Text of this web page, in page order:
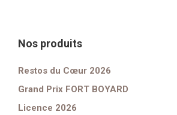
Nos produits
Restos du Cœur 2026
Grand Prix FORT BOYARD
Licence 2026